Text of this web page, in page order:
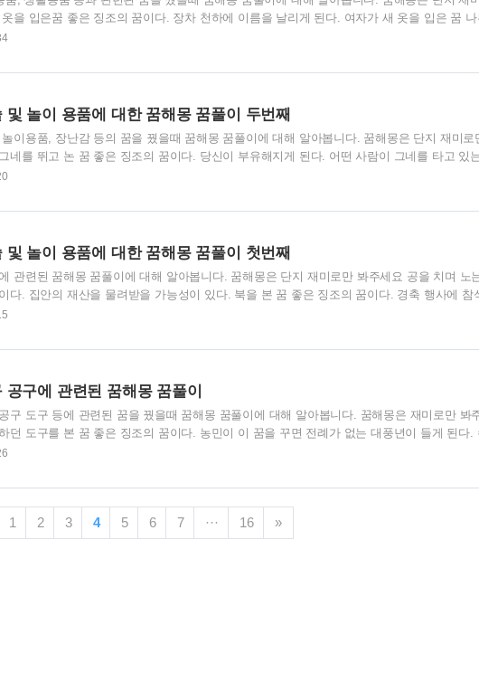
을 입은꿈 좋은 징조의 꿈이다. 장차 천하에 이름을 날리게 된다. 여자가 새 옷을 입은 꿈 나
사람을 조심해야 한다. 자신도 모르는 사이 남의 속임에 홀딱 넘어가게 된다. 옷을 벗는 꿈
나 직장상사가 옷을 벗은 꿈 나쁜 징조의 꿈이다. 남이 당신을 노예처럼 부릴 징조다. 아내
징조의 꿈이다. 기쁜 소식이 있게 된다. 다른 사람이 옷을 벗은 꿈 예지몽이다. 오래지 않아 그
된다. ..
및 놀이 용품에 대한 꿈해몽 꿈풀이 두번째
이용품, 장난감 등의 꿈을 꿨을때 꿈해몽 꿈풀이에 대해 알아봅니다. 꿈해몽은 단지 재미로
네를 뛰고 논 꿈 좋은 징조의 꿈이다. 당신이 부유해지게 된다. 어떤 사람이 그네를 타고 있
이다. 특히 여성의 경우에 조산이 될 수 있다. 미혼 여성이 이런 꿈을 꾸면 유부남과 불륜관계
들의 질책을 받을 일이 생기게 된다. 주사위를 던진 꿈 불길한 징조의 꿈이다. 재난이 닥치
좋은 징조의 꿈이다. 운수가 좋다. 기혼 여성이 인형을 보면 아들을 낳게 된다. 미혼 여성이
여 새 살림..
및 놀이 용품에 대한 꿈해몽 꿈풀이 첫번째
관련된 꿈해몽 꿈풀이에 대해 알아봅니다. 꿈해몽은 단지 재미로만 봐주세요 공을 치며 노
다. 집안의 재산을 물려받을 가능성이 있다. 북을 본 꿈 좋은 징조의 꿈이다. 경축 행사에 참
을 보면 고위로 승진이 될 꿈이다. 북을 두드리는 꿈 좋지 않은 징조의 꿈이다. 곤란한 일에
되는 태몽이다. 자기 집문 앞에서 누가 북을 친 꿈 좋은 징조의 꿈이다. 집에서 누가 귀한
가 보인 꿈 좋은 징조의 꿈이다. 당신의 근심 걱정이 없어지게 된다. 집안사람이 남이 피아노
는 꿈 좋은..
공구에 관련된 꿈해몽 꿈풀이
구 도구 등에 관련된 꿈을 꿨을때 꿈해몽 꿈풀이에 대해 알아봅니다. 꿈해몽은 재미로만 봐
던 도구를 본 꿈 좋은 징조의 꿈이다. 농민이 이 꿈을 꾸면 전례가 없는 대풍년이 들게 된다.
던 좋은 운이 생기게 된다. 도구를 잃은 꿈 불길한 징조의 꿈이다. 곡식이 재해를 입거나 혹은
꿈이다. 오래지 않아 벼슬이 높아지고 지위가 올라가게 된다. 망치질을 한 꿈 좋지 않은 징
생기게 되나 아주 어렵게 넘게 된다. 누가 망치로 당신을 내리치는 꿈 나쁜 징조의 꿈이다. 당
벌이 나타나게 된다..
1 2 3 4 5 6 7 ··· 16 »